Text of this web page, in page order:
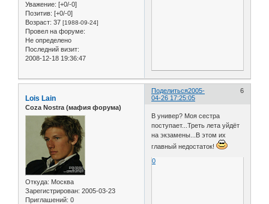
Уважение: [+0/-0]
Позитив: [+0/-0]
Возраст: 37 [1988-09-24]
Провел на форуме:
Не определено
Последний визит:
2008-12-18 19:36:47
Поделиться 6
2005-
04-26 17:25:05
Lois Lain
Coza Nostra (мафия форума)
Откуда: Москва
Зарегистрирован: 2005-03-23
Приглашений: 0
В универ? Моя сестра
поступает...Треть лета уйдёт
на экзамены...В этом их
главный недостаток!
0